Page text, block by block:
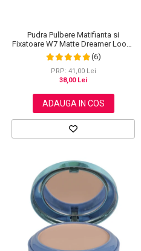
Pudra Pulbere Matifianta si
Fixatoare W7 Matte Dreamer Loose
Powder - Classy Cameo, 20g
(6)
PRP: 41,00 Lei
38,00 Lei
ADAUGA IN COS